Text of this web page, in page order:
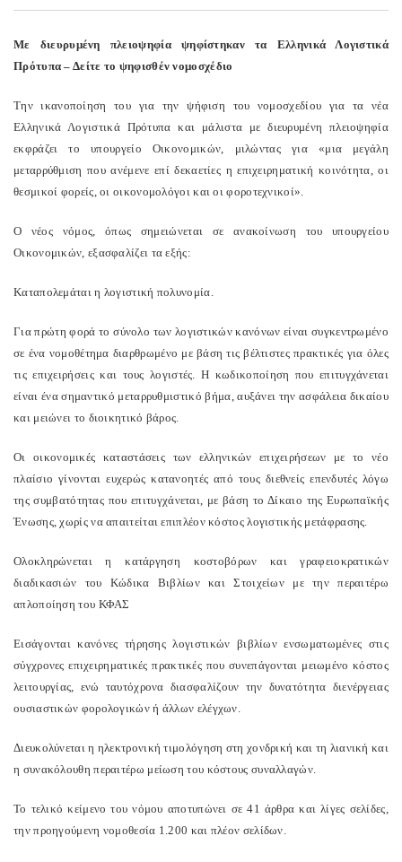
Με διευρυμένη πλειοψηφία ψηφίστηκαν τα Ελληνικά Λογιστικά
Πρότυπα – Δείτε το ψηφισθέν νομοσχέδιο
Την ικανοποίηση του για την ψήφιση του νομοσχεδίου για τα νέα
Ελληνικά Λογιστικά Πρότυπα και μάλιστα με διευρυμένη πλειοψηφία
εκφράζει το υπουργείο Οικονομικών, μιλώντας για «μια μεγάλη
μεταρρύθμιση που ανέμενε επί δεκαετίες η επιχειρηματική κοινότητα, οι
θεσμικοί φορείς, οι οικονομολόγοι και οι φοροτεχνικοί».
Ο νέος νόμος, όπως σημειώνεται σε ανακοίνωση του υπουργείου
Οικονομικών, εξασφαλίζει τα εξής:
Καταπολεμάται η λογιστική πολυνομία.
Για πρώτη φορά το σύνολο των λογιστικών κανόνων είναι συγκεντρωμένο
σε ένα νομοθέτημα διαρθρωμένο με βάση τις βέλτιστες πρακτικές για όλες
τις επιχειρήσεις και τους λογιστές. Η κωδικοποίηση που επιτυγχάνεται
είναι ένα σημαντικό μεταρρυθμιστικό βήμα, αυξάνει την ασφάλεια δικαίου
και μειώνει το διοικητικό βάρος.
Οι οικονομικές καταστάσεις των ελληνικών επιχειρήσεων με το νέο
πλαίσιο γίνονται ευχερώς κατανοητές από τους διεθνείς επενδυτές λόγω
της συμβατότητας που επιτυγχάνεται, με βάση το Δίκαιο της Ευρωπαϊκής
Ένωσης, χωρίς να απαιτείται επιπλέον κόστος λογιστικής μετάφρασης.
Ολοκληρώνεται η κατάργηση κοστοβόρων και γραφειοκρατικών
διαδικασιών του Κώδικα Βιβλίων και Στοιχείων με την περαιτέρω
απλοποίηση του ΚΦΑΣ
Εισάγονται κανόνες τήρησης λογιστικών βιβλίων ενσωματωμένες στις
σύγχρονες επιχειρηματικές πρακτικές που συνεπάγονται μειωμένο κόστος
λειτουργίας, ενώ ταυτόχρονα διασφαλίζουν την δυνατότητα διενέργειας
ουσιαστικών φορολογικών ή άλλων ελέγχων.
Διευκολύνεται η ηλεκτρονική τιμολόγηση στη χονδρική και τη λιανική και
η συνακόλουθη περαιτέρω μείωση του κόστους συναλλαγών.
Το τελικό κείμενο του νόμου αποτυπώνει σε 41 άρθρα και λίγες σελίδες,
την προηγούμενη νομοθεσία 1.200 και πλέον σελίδων.